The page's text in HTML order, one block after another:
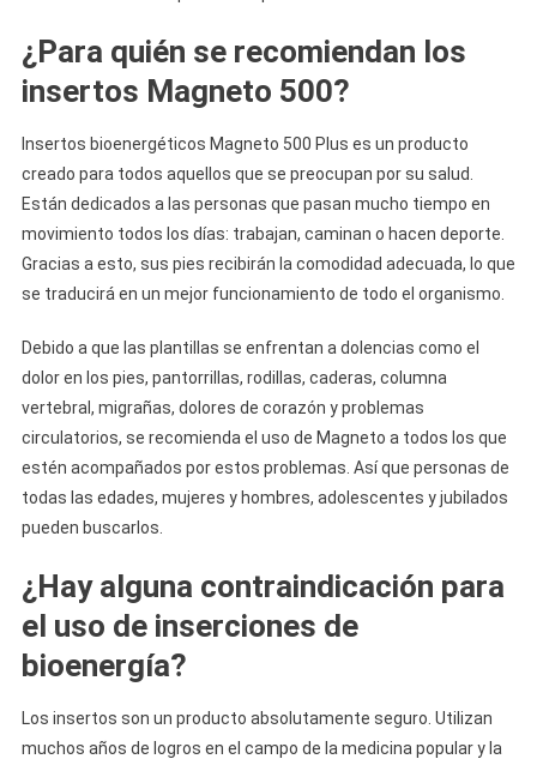
¿Para quién se recomiendan los
insertos Magneto 500?
Insertos bioenergéticos Magneto 500 Plus es un producto
creado para todos aquellos que se preocupan por su salud.
Están dedicados a las personas que pasan mucho tiempo en
movimiento todos los días: trabajan, caminan o hacen deporte.
Gracias a esto, sus pies recibirán la comodidad adecuada, lo que
se traducirá en un mejor funcionamiento de todo el organismo.
Debido a que las plantillas se enfrentan a dolencias como el
dolor en los pies, pantorrillas, rodillas, caderas, columna
vertebral, migrañas, dolores de corazón y problemas
circulatorios, se recomienda el uso de Magneto a todos los que
estén acompañados por estos problemas. Así que personas de
todas las edades, mujeres y hombres, adolescentes y jubilados
pueden buscarlos.
¿Hay alguna contraindicación para
el uso de inserciones de
bioenergía?
Los insertos son un producto absolutamente seguro. Utilizan
muchos años de logros en el campo de la medicina popular y la